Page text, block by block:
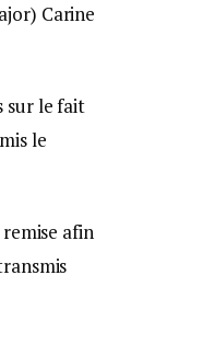
Carine
sur le fait
le
afin